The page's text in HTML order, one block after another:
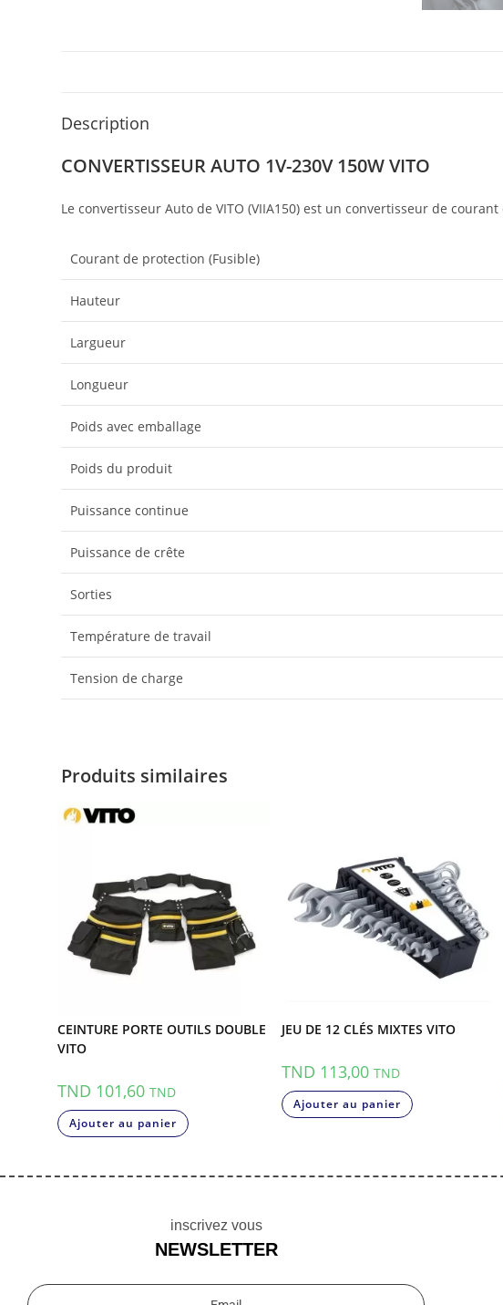
Description
CONVERTISSEUR AUTO 1V-230V 150W VITO
Le convertisseur Auto de VITO (VIIA150) est un convertisseur de
Courant de protection (Fusible)
Hauteur
Largueur
Longueur
Poids avec emballage
Poids du produit
Puissance continue
Puissance de crête
Sorties
Température de travail
Tension de charge
Produits similaires
CEINTURE PORTE OUTILS DOUBLE
VITO
TND 101,60 TND
Ajouter au panier
JEU DE 12 CLÉS MIXTES VITO
TND 113,00 TND
Ajouter au panier
inscrivez vous
NEWSLETTER